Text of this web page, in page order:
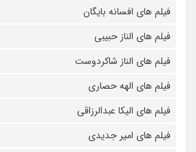
فیلم های افسانه بایگان
فیلم های الناز حبیبی
فیلم های الناز شاکردوست
فیلم های الهه حصاری
فیلم های الیکا عبدالرزاقی
فیلم های امیر جدیدی